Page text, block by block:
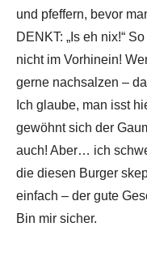
und pfeffern, bevor
DENKT: „Is eh nix!“
nicht im Vorhinein!
gerne nachsalzen –
Ich glaube, man isst
gewöhnt sich der
auch! Aber… ich
die diesen Burger
einfach – der gute
Bin mir sicher.